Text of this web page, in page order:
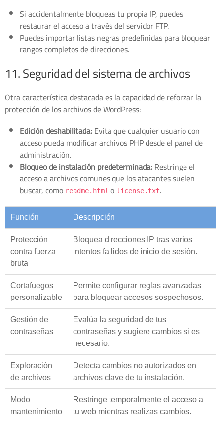
Si accidentalmente bloqueas tu propia IP, puedes
restaurar el acceso a través del servidor FTP.
Puedes importar listas negras predefinidas para bloquear
rangos completos de direcciones.
11. Seguridad del sistema de archivos
Otra característica destacada es la capacidad de reforzar la
protección de los archivos de WordPress:
Edición deshabilitada: Evita que cualquier usuario con
acceso pueda modificar archivos PHP desde el panel de
administración.
Bloqueo de instalación predeterminada: Restringe el
acceso a archivos comunes que los atacantes suelen
buscar, como readme.html o license.txt.
Función Descripción
Protección
contra fuerza
bruta
Bloquea direcciones IP tras varios
intentos fallidos de inicio de sesión.
Cortafuegos
personalizable
Permite configurar reglas avanzadas
para bloquear accesos sospechosos.
Gestión de
contraseñas
Evalúa la seguridad de tus
contraseñas y sugiere cambios si es
necesario.
Exploración
de archivos
Detecta cambios no autorizados en
archivos clave de tu instalación.
Modo
mantenimiento
Restringe temporalmente el acceso a
tu web mientras realizas cambios.